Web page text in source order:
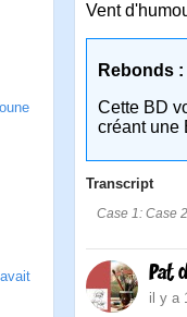
Vent
Rebonds :
Cette BD
créant une
Transcript
Case 1: Case
Pat
il y a